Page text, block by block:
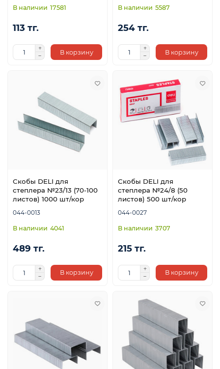
17581
113 тг.
В корзину
5587
254 тг.
В корзину
Скобы DELI для
степлера №23/13 (70-100
листов) 1000 шт/кор
044-0013
4041
489 тг.
В корзину
Скобы DELI для
степлера №24/8 (50
листов) 500 шт/кор
044-0027
3707
215 тг.
В корзину